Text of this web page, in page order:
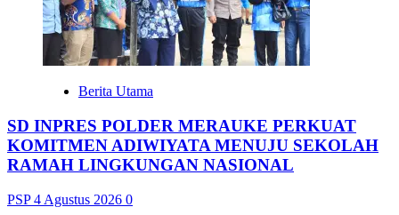
Berita Utama
SD INPRES POLDER MERAUKE PERKUAT
KOMITMEN ADIWIYATA MENUJU SEKOLAH
RAMAH LINGKUNGAN NASIONAL
PSP4 Agustus 2026 0